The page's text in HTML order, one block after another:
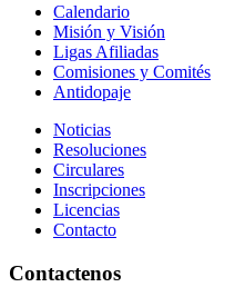
Calendario
Misión y Visión
Ligas Afiliadas
Comisiones y Comités
Antidopaje
Noticias
Resoluciones
Circulares
Inscripciones
Licencias
Contacto
Contactenos